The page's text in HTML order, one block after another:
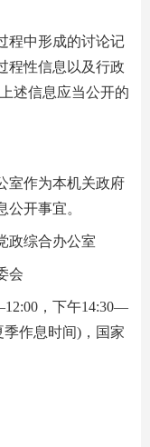
程中形成的讨论记
程性信息以及行政
述信息应当公开的
室作为本机关政府
开事宜。
政综合办公室
会
，下午14:30—
季作息时间)，国家